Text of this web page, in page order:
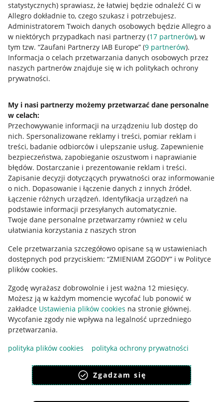
statystycznych) sprawiasz, że łatwiej będzie odnaleźć Ci w
Allegro dokładnie to, czego szukasz i potrzebujesz.
Administratorem Twoich danych osobowych będzie Allegro a
w niektórych przypadkach nasi partnerzy (17 partnerów), w
tym tzw. “Zaufani Partnerzy IAB Europe” (9 partnerów).
Informacja o celach przetwarzania danych osobowych przez
naszych partnerów znajduje się w ich politykach ochrony
prywatności.
My i nasi partnerzy możemy przetwarzać dane personalne
w celach:
Przechowywanie informacji na urządzeniu lub dostęp do
nich. Spersonalizowane reklamy i treści, pomiar reklam i
treści, badanie odbiorców i ulepszanie usług. Zapewnienie
bezpieczeństwa, zapobieganie oszustwom i naprawianie
błędów. Dostarczanie i prezentowanie reklam i treści.
Zapisanie decyzji dotyczących prywatności oraz informowanie
o nich. Dopasowanie i łączenie danych z innych źródeł.
Łączenie różnych urządzeń. Identyfikacja urządzeń na
podstawie informacji przesyłanych automatycznie.
Twoje dane personalne przetwarzamy również w celu
ułatwiania korzystania z naszych stron
Cele przetwarzania szczegółowo opisane są w ustawieniach
dostępnych pod przyciskiem: “ZMIENIAM ZGODY” i w Polityce
plików cookies.
Zgodę wyrażasz dobrowolnie i jest ważna 12 miesięcy.
Możesz ją w każdym momencie wycofać lub ponowić w
zakładce Ustawienia plików cookies na stronie głównej.
Wycofanie zgody nie wpływa na legalność uprzedniego
przetwarzania.
polityka plików cookies
polityka ochrony prywatności
Zgadzam się
Przydatne informacje
Jak to działa
Allegro Gadane dla sprzedających
Allegro Gadane dla kupujących
Mapa miejscowości
Informacje prawne
Regulamin
Polityka plików "cookies"
Ustawienia plików "cookies"
Udostępnianie lokalizacji
Informacje dla Aktu o Usługach Cyfrowych
Pobierz aplikację